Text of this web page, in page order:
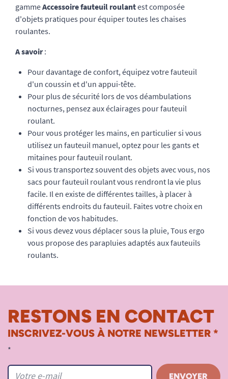
gammeAccessoire fauteuil roulantest composée
d'objets pratiques pour équiper toutes les chaises
roulantes.
A savoir:
Pour davantage de confort, équipez votre fauteuil
d'un coussin et d'un appui-tête.
Pour plus de sécurité lors de vos déambulations
nocturnes, pensez aux éclairages pour fauteuil
roulant.
Pour vous protéger les mains, en particulier si vous
utilisez un fauteuil manuel, optez pour les gants et
mitaines pour fauteuil roulant.
Si vous transportez souvent des objets avec vous, nos
sacs pour fauteuil roulant vous rendront la vie plus
facile. Il en existe de différentes tailles, à placer à
différents endroits du fauteuil. Faites votre choix en
fonction de vos habitudes.
Si vous devez vous déplacer sous la pluie, Tous ergo
vous propose des parapluies adaptés aux fauteuils
roulants.
RESTONS EN CONTACT
INSCRIVEZ-VOUS À NOTRE NEWSLETTER *
*